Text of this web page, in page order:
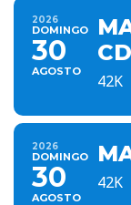
2026
DOMINGO
30
AGOSTO 42K
2026
DOMINGO
30
AGOSTO
42K